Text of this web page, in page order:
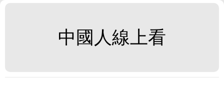
中國人線上看